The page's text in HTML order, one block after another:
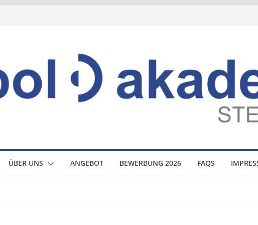
ÜBER UNS ANGEBOT BEWERBUNG 2026 FAQS